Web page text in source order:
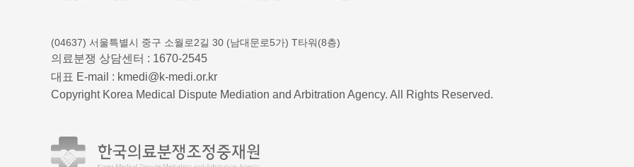
(04637) 서울특별시 중구 소월로2길 30 (남대문로5가) T타워(8층)
의료분쟁 상담센터 : 1670-2545
대표 E-mail : kmedi@k-medi.or.kr
Copyright Korea Medical Dispute Mediation and Arbitration Agency. All Rights Reserved.